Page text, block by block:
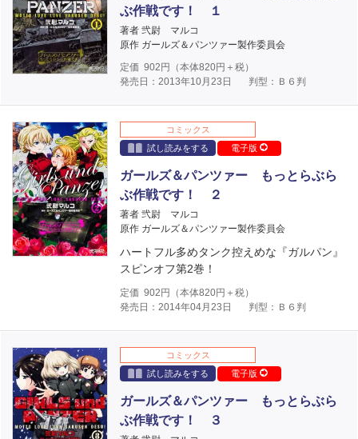
ぶ作戦です！ １
著者 弐尉 マルコ
原作 ガールズ＆パンツァー製作委員会
定価 902 円（本体820円＋税）
発売日：2013年10月23日
判型：Ｂ６判
コミックス
試し読みをする
電子版
ガールズ＆パンツァー もっとらぶら
ぶ作戦です！ ２
著者 弐尉 マルコ
原作 ガールズ＆パンツァー製作委員会
ハートフル多めタンク控えめな『ガルパン』
スピンオフ第2巻！
定価 902 円（本体820円＋税）
発売日：2014年04月23日
判型：Ｂ６判
コミックス
試し読みをする
電子版
ガールズ＆パンツァー もっとらぶら
ぶ作戦です！ ３